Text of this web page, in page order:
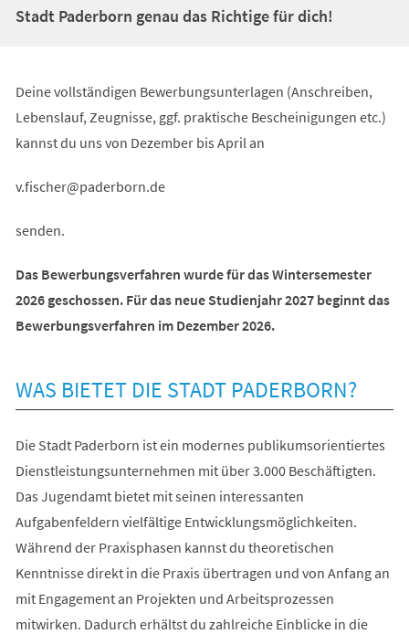
Stadt Paderborn genau das Richtige für dich!
Deine vollständigen Bewerbungsunterlagen (Anschreiben,
Lebenslauf, Zeugnisse, ggf. praktische Bescheinigungen etc.)
kannst du uns von Dezember bis April an
v.fischer paderborn de
senden.
Das Bewerbungsverfahren wurde für das Wintersemester
2026 geschossen. Für das neue Studienjahr 2027 beginnt das
Bewerbungsverfahren im Dezember 2026.
WAS BIETET DIE STADT PADERBORN?
Die Stadt Paderborn ist ein modernes publikumsorientiertes
Dienstleistungsunternehmen mit über 3.000 Beschäftigten.
Das Jugendamt bietet mit seinen interessanten
Aufgabenfeldern vielfältige Entwicklungsmöglichkeiten.
Während der Praxisphasen kannst du theoretischen
Kenntnisse direkt in die Praxis übertragen und von Anfang an
mit Engagement an Projekten und Arbeitsprozessen
mitwirken. Dadurch erhältst du zahlreiche Einblicke in die